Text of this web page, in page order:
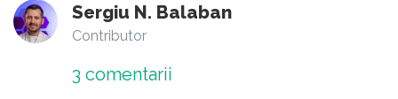
Sergiu N. Balaban
Contributor
3 comentarii